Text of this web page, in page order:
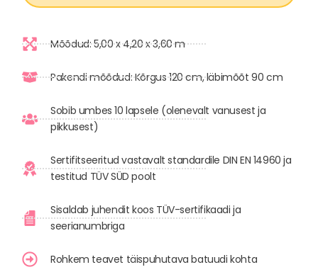
Mõõdud: 5,00 x 4,20 x 3,60 m
Pakendi mõõdud: Kõrgus 120 cm, läbimõõt 90 cm
Sobib umbes 10 lapsele (olenevalt vanusest ja
pikkusest)
Sertifitseeritud vastavalt standardile DIN EN 14960 ja
testitud TÜV SÜD poolt
Sisaldab juhendit koos TÜV-sertifikaadi ja
seerianumbriga
Rohkem teavet täispuhutava batuudi kohta